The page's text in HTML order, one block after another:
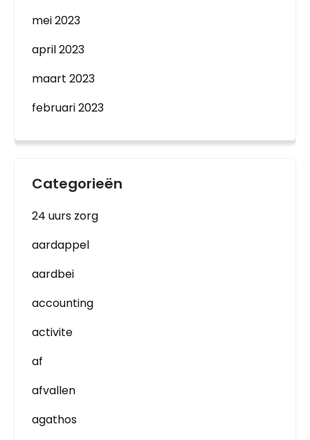
mei 2023
april 2023
maart 2023
februari 2023
Categorieën
24 uurs zorg
aardappel
aardbei
accounting
activite
af
afvallen
agathos